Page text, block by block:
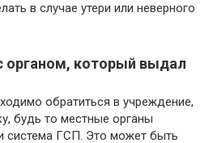
в случае утери или неверного
органом, который выдал
обратиться в учреждение,
будь то местные органы
система ГСП. Это может быть